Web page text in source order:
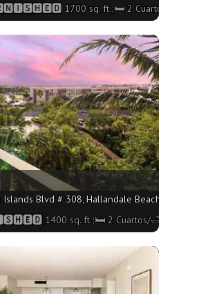
1700 sq. ft.;🛏 2 Cuartos/🛁2
Blvd # 308, Hallandale Beach FL
1400 sq. ft.;🛏 2 Cuartos/🛁2 Baños